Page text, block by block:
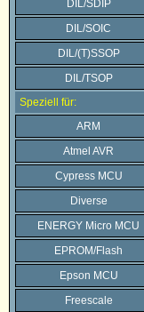
DIL/SDIP
DIL/SOIC
DIL/(T)SSOP
DIL/TSOP
Speziell für:
ARM
Atmel AVR
Cypress MCU
Diverse
ENERGY Micro MCU
EPROM/Flash
Epson MCU
Freescale